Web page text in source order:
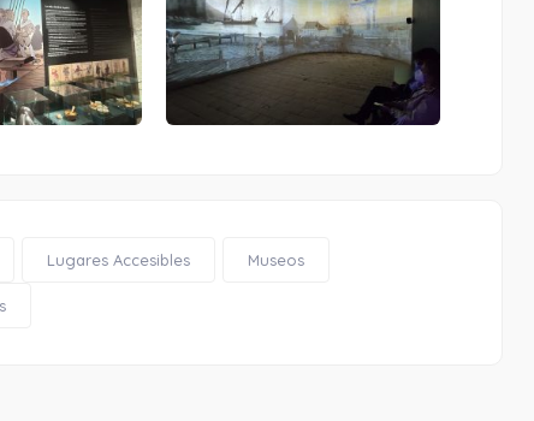
Lugares Accesibles Museos